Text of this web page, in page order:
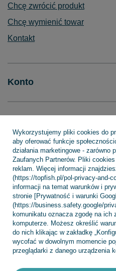
Chcę zwrócić produkt
Chcę wymienić towar
Kontakt
Konto
INFORMACJE
POMOC
+48 695 775 577
TopFish Sp. z o.o. Sp.k,
Wykorzystujemy pliki cookies do
aby oferować funkcje
działania marketingowe - zarówno
Zaufanych Partnerów. Pliki
reklam. Więcej informacji
(https://topfish.pl/pol-privacy-and-
informacji na temat warunków i
stronie [Prywatność i warunki
(https://business.safety.google/
komunikatu oznacza zgodę na ich
komputerze. Możesz określić
do nich klikając w zakładkę
wycofać w dowolnym momencie
przeglądarki z danego urządzenia